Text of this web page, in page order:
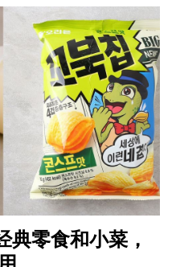
典零食和小菜，